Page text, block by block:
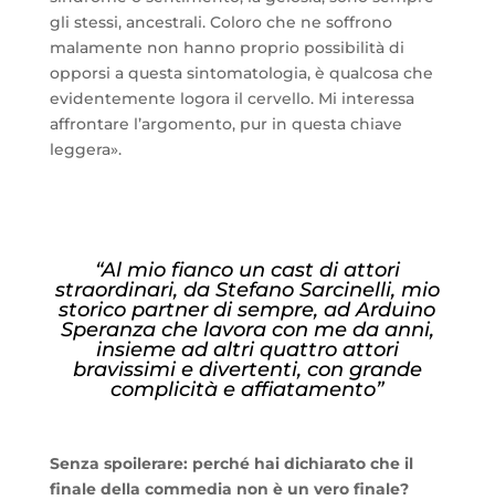
gli stessi, ancestrali. Coloro che ne soffrono
malamente non hanno proprio possibilità di
opporsi a questa sintomatologia, è qualcosa che
evidentemente logora il cervello. Mi interessa
affrontare l’argomento, pur in questa chiave
leggera».
“Al mio fianco un cast di attori
straordinari, da Stefano Sarcinelli, mio
storico partner di sempre, ad Arduino
Speranza che lavora con me da anni,
insieme ad altri quattro attori
bravissimi e divertenti, con grande
complicità e affiatamento”
Senza spoilerare: perché hai dichiarato che il
finale della commedia non è un vero finale?